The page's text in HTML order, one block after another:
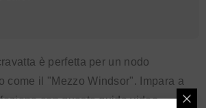
è perfetta per un nodo
come il "Mezzo Windsor". Impara a
con questaguida video.